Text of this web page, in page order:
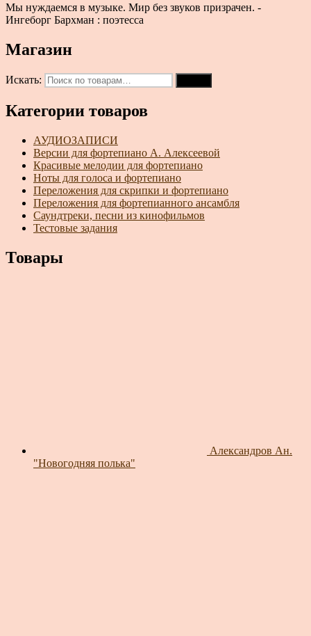
Мы нуждаемся в музыке. Мир без звуков призрачен. -
Ингеборг Бархман : поэтесса
Магазин
Искать:
Категории товаров
АУДИОЗАПИСИ
Версии для фортепиано А. Алексеевой
Красивые мелодии для фортепиано
Ноты для голоса и фортепиано
Переложения для скрипки и фортепиано
Переложения для фортепианного ансамбля
Саундтреки, песни из кинофильмов
Тестовые задания
Товары
Александров Ан.
"Новогодняя полька"